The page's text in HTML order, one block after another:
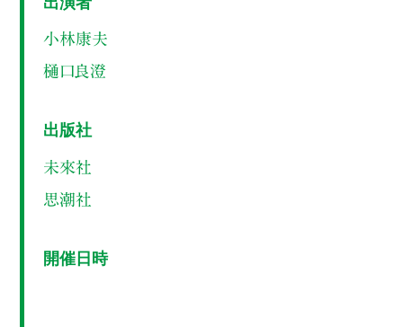
小林康夫
樋口良澄
出版社
未來社
思潮社
開催日時